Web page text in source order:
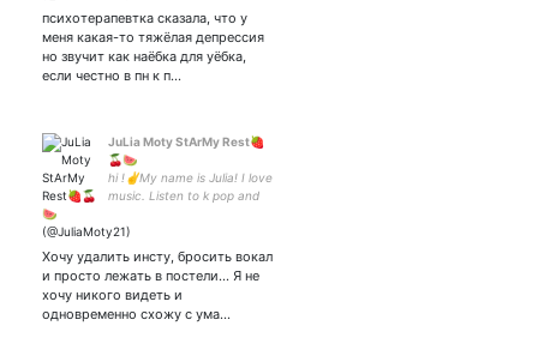
психотерапевтка сказала, что у
меня какая-то тяжёлая депрессия
но звучит как наёбка для уёбка,
если честно в пн к п…
JuLia Moty StArMy Rest🍓
🍒🍉
hi !✌My name is Julia! I love
music. Listen to k pop and
💋💋💋 Playing piano, guitar.
Love reading books.Welcome
to my page! 😍💜
Хочу удалить инсту, бросить вокал
и просто лежать в постели... Я не
хочу никого видеть и
одновременно схожу с ума…